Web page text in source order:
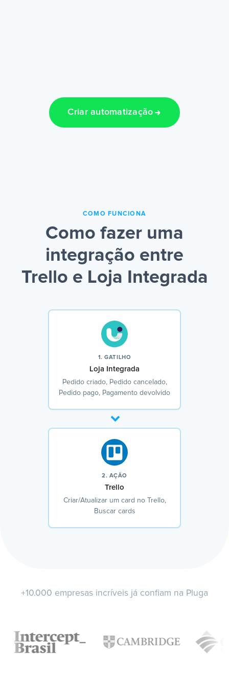
Criar automatização
COMO FUNCIONA
Como fazer uma
integração entre
Trello e Loja Integrada
1. GATILHO
Loja Integrada
Pedido criado, Pedido cancelado,
Pedido pago, Pagamento devolvido
2. AÇÃO
Trello
Criar/Atualizar um card no Trello,
Buscar cards
+10.000 empresas incríveis já confiam na Pluga